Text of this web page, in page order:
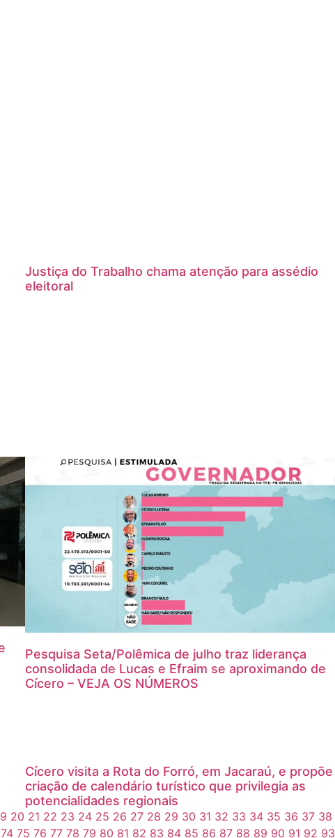
Justiça do Trabalho chama atenção para assédio
eleitoral
Pesquisa Seta/Polêmica de julho traz liderança
consolidada de Lucas e Efraim se aproximando de
Cícero – VEJA OS NÚMEROS
Cícero visita a Rota do Forró, em Jacaraú, e propõe
criação de calendário turístico que privilegia as
potencialidades regionais
20 21 22 23 24 25 26 27 28 29 30 31 32 33 34 35 36 37 38
74 75 76 77 78 79 80 81 82 83 84 85 86 87 88 89 90 91 92 93